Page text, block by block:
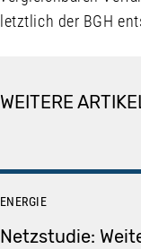
letztlich der BGH
WEITERE
ENERGIE
Netzstudie: